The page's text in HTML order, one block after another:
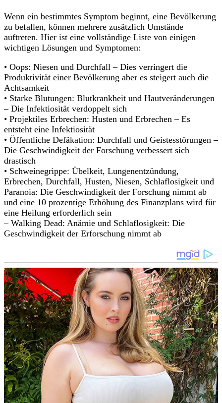
Wenn ein bestimmtes Symptom beginnt, eine Bevölkerung
zu befallen, können mehrere zusätzlich Umstände
auftreten. Hier ist eine vollständige Liste von einigen
wichtigen Lösungen und Symptomen:
• Oops: Niesen und Durchfall – Dies verringert die
Produktivität einer Bevölkerung aber es steigert auch die
Achtsamkeit
• Starke Blutungen: Blutkrankheit und Hautveränderungen
– Die Infektiosität verdoppelt sich
• Projektiles Erbrechen: Husten und Erbrechen – Es
entsteht eine Infektiosität
• Öffentliche Defäkation: Durchfall und Geistesstörungen –
Die Geschwindigkeit der Forschung verbessert sich
drastisch
• Schweinegrippe: Übelkeit, Lungenentzündung,
Erbrechen, Durchfall, Husten, Niesen, Schlaflosigkeit und
Paranoia: Die Geschwindigkeit der Forschung nimmt ab
und eine 10 prozentige Erhöhung des Finanzplans wird für
eine Heilung erforderlich sein
– Walking Dead: Anämie und Schlaflosigkeit: Die
Geschwindigkeit der Erforschung nimmt ab